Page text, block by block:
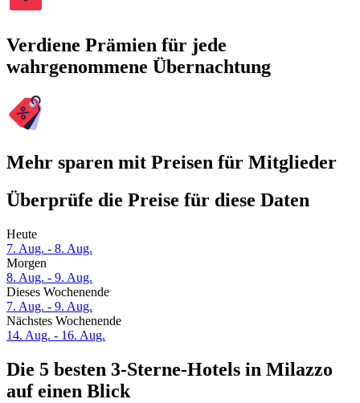
Verdiene Prämien für jede
wahrgenommene Übernachtung
Mehr sparen mit Preisen für Mitglieder
Überprüfe die Preise für diese Daten
Heute
7. Aug. - 8. Aug.
Morgen
8. Aug. - 9. Aug.
Dieses Wochenende
7. Aug. - 9. Aug.
Nächstes Wochenende
14. Aug. - 16. Aug.
Die 5 besten 3-Sterne-Hotels in Milazzo
auf einen Blick